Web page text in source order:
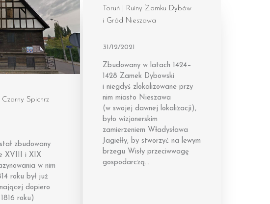
Czarny Spichrz
zbudowany
XVIII i XIX
w nim
roku był już
dopiero
roku)
Toruń | Ruiny Zamku Dybów
i Gród Nieszawa
31/12/2021
Zbudowany w latach 1424–
1428 Zamek Dybowski
i niegdyś zlokalizowane przy
nim miasto Nieszawa
(w swojej dawnej lokalizacji),
było wizjonerskim
zamierzeniem Władysława
Jagiełły, by stworzyć na lewym
brzegu Wisły przeciwwagę
gospodarczą…